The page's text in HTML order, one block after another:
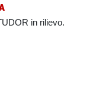
in rilievo.